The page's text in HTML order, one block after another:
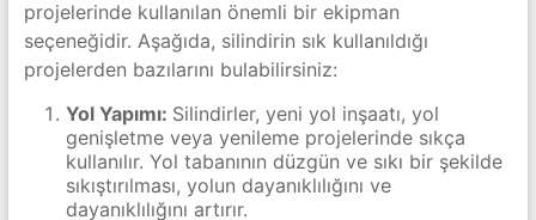
projelerinde kullanılan önemli bir ekipman
seçeneğidir. Aşağıda, silindirin sık kullanıldığı
projelerden bazılarını bulabilirsiniz:
Yol Yapımı: Silindirler, yeni yol inşaatı, yol
genişletme veya yenileme projelerinde sıkça
kullanılır. Yol tabanının düzgün ve sıkı bir şekilde
sıkıştırılması, yolun dayanıklılığını ve
dayanıklılığını artırır.